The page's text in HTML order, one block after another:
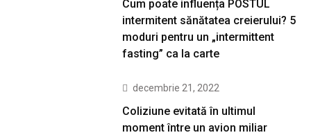
Cum poate influența POSTUL
intermitent sănătatea creierului? 5
moduri pentru un „intermittent
fasting” ca la carte
decembrie 21, 2022
Coliziune evitată în ultimul
moment între un avion miliar